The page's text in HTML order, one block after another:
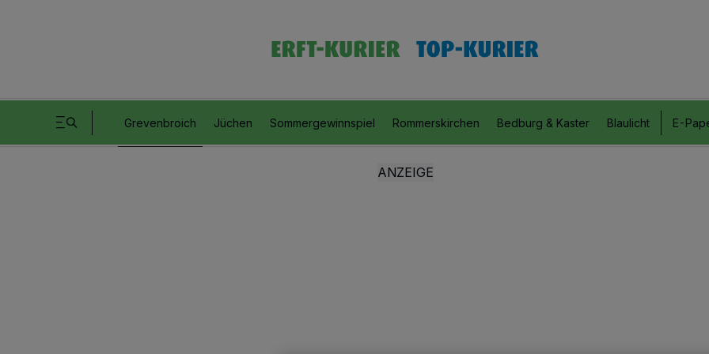
Grevenbroich Jüchen Sommergewinnspiel Rommerskirchen Bedburg & Kaster Blaulicht E-